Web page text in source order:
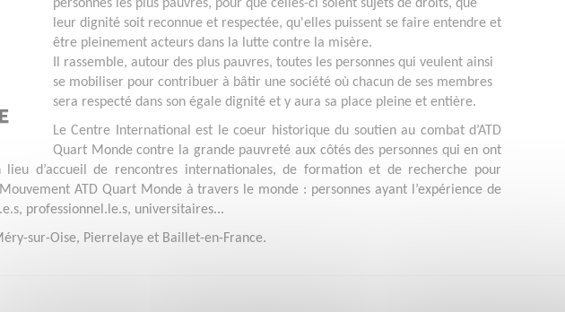
personnes les plus pauvres, pour que celles-ci soient sujets de droits, que
leur dignité soit reconnue et respectée, qu'elles puissent se faire entendre et
être pleinement acteurs dans la lutte contre la misère.
Il rassemble, autour des plus pauvres, toutes les personnes qui veulent ainsi
se mobiliser pour contribuer à bâtir une société où chacun de ses membres
sera respecté dans son égale dignité et y aura sa place pleine et entière.
Le Centre International est le coeur historique du soutien au combat d’ATD
Quart Monde contre la grande pauvreté aux côtés des personnes qui en ont
lieu d’accueil de rencontres internationales, de formation et de recherche pour
ATD Quart Monde à travers le monde : personnes ayant l’expérience de
professionnel.le.s, universitaires...
sur-Oise, Pierrelaye et Baillet-en-France.